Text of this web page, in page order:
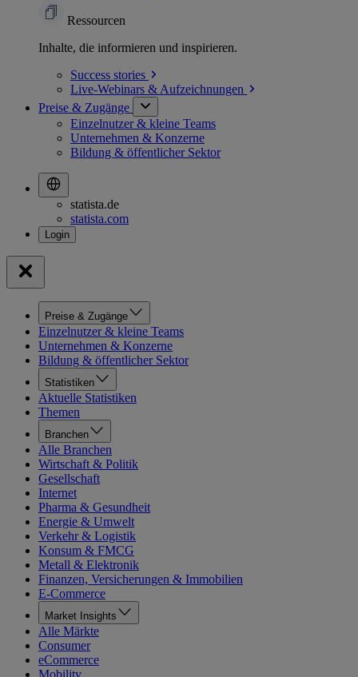
Ressourcen
Inhalte, die informieren und inspirieren.
Success stories
Live-Webinars & Aufzeichnungen
Preise & Zugänge
Einzelnutzer & kleine Teams
Unternehmen & Konzerne
Bildung & öffentlicher Sektor
statista.de
statista.com
Preise & Zugänge
Einzelnutzer & kleine Teams
Unternehmen & Konzerne
Bildung & öffentlicher Sektor
Statistiken
Aktuelle Statistiken
Themen
Branchen
Alle Branchen
Wirtschaft & Politik
Gesellschaft
Internet
Pharma & Gesundheit
Energie & Umwelt
Verkehr & Logistik
Konsum & FMCG
Metall & Elektronik
Finanzen, Versicherungen & Immobilien
E-Commerce
Market Insights
Alle Märkte
Consumer
eCommerce
Mobility